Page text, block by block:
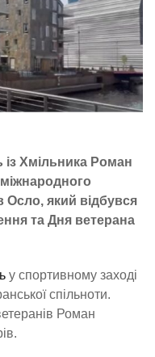
Хмільника Роман
Осло, який відбувся
та Дня ветерана
у спортивному заході
спільноти.
Роман